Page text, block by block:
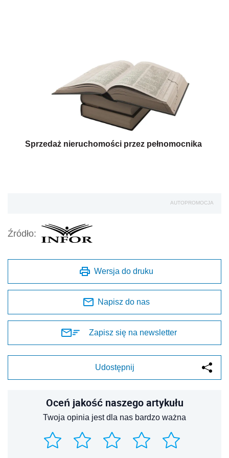
Sprzedaż nieruchomości przez pełnomocnika
AUTOPROMOCJA
Źródło:
Wersja do druku
Napisz do nas
Zapisz się na newsletter
Udostępnij
Oceń jakość naszego artykułu
Twoja opinia jest dla nas bardzo ważna